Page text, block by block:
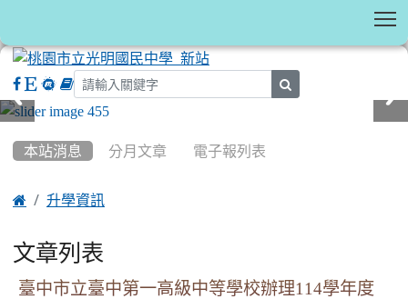
本站消息 分月文章 電子報列表
 升學資訊
文章列表
臺中市立臺中第一高級中等學校辦理114學年度